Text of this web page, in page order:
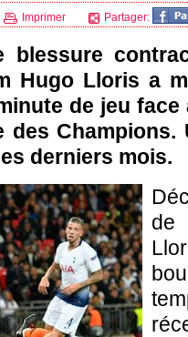
Imprimer Partager:
blessure
Hugo Lloris a
de jeu face
des Champions.
derniers mois.
de